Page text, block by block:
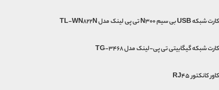
کارت شبکه USB بی‌ سیم N300 تی پی لینک مدل TL-WN822N
کارت شبکه گیگابیتی تی پی-لینک مدل TG-3468
کاور کانکتور RJ45